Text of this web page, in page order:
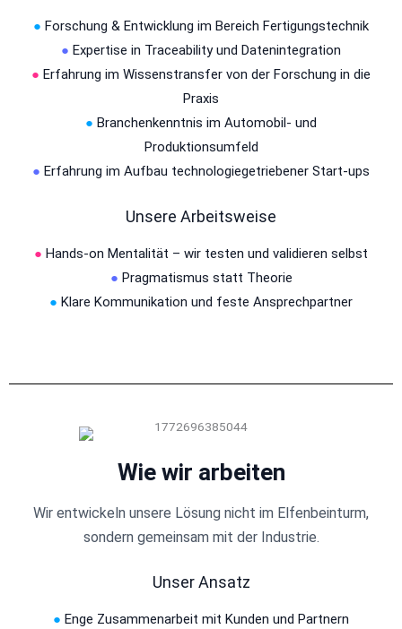
● Forschung & Entwicklung im Bereich Fertigungstechnik
● Expertise in Traceability und Datenintegration
● Erfahrung im Wissenstransfer von der Forschung in die
Praxis
● Branchenkenntnis im Automobil- und
Produktionsumfeld
● Erfahrung im Aufbau technologiegetriebener Start-ups
Unsere Arbeitsweise
● Hands-on Mentalität – wir testen und validieren selbst
● Pragmatismus statt Theorie
● Klare Kommunikation und feste Ansprechpartner
Wie wir arbeiten
Wir entwickeln unsere Lösung nicht im Elfenbeinturm,
sondern gemeinsam mit der Industrie.
Unser Ansatz
● Enge Zusammenarbeit mit Kunden und Partnern